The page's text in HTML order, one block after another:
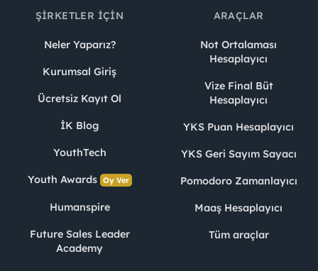
ŞIRKETLER İÇIN
Neler Yaparız?
Kurumsal Giriş
Ücretsiz Kayıt Ol
İK Blog
YouthTech
Youth Awards Oy Ver
Humanspire
Future Sales Leader
Academy
ARAÇLAR
Not Ortalaması
Hesaplayıcı
Vize Final Büt
Hesaplayıcı
YKS Puan Hesaplayıcı
YKS Geri Sayım Sayacı
Pomodoro Zamanlayıcı
Maaş Hesaplayıcı
Tüm araçlar